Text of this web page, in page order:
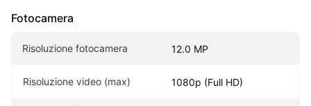
Fotocamera
Risoluzione fotocamera 12.0 MP
Risoluzione video (max) 1080p (Full HD)